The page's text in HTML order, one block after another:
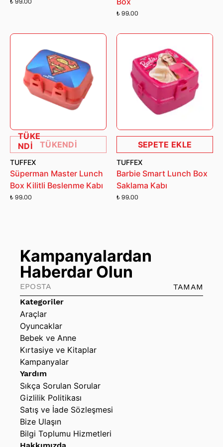
₺ 99.00
₺ 99.00
TÜKE
NDİ
TÜKENDİ
TUFFEX
Süperman Master Lunch
Box Kilitli Beslenme Kabı
₺ 99.00
SEPETE EKLE
TUFFEX
Barbie Smart Lunch Box
Saklama Kabı
₺ 99.00
Kategoriler
Araçlar
Oyuncaklar
Bebek ve Anne
Kırtasiye ve Kitaplar
Kampanyalar
Yardım
Sıkça Sorulan Sorular
Gizlilik Politikası
Satış ve İade Sözleşmesi
Bize Ulaşın
Bilgi Toplumu Hizmetleri
Kampanyalardan
Haberdar Olun
TAMAM